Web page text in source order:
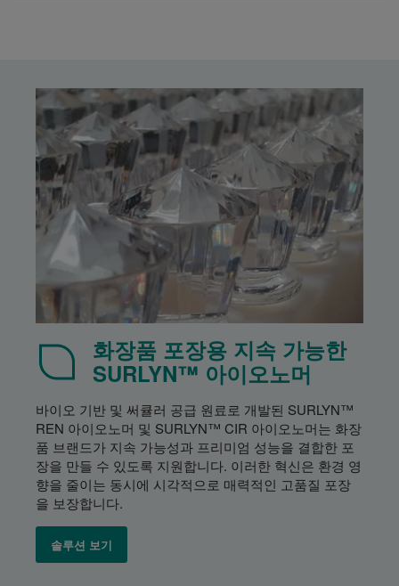
화장품 포장용 지속 가능한
SURLYN™ 아이오노머
바이오 기반 및 써큘러 공급 원료로 개발된 SURLYN™
REN 아이오노머 및 SURLYN™ CIR 아이오노머는 화장
품 브랜드가 지속 가능성과 프리미엄 성능을 결합한 포
장을 만들 수 있도록 지원합니다. 이러한 혁신은 환경 영
향을 줄이는 동시에 시각적으로 매력적인 고품질 포장
을 보장합니다.
솔루션 보기